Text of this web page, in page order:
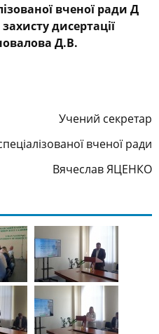
вченої ради Д
захисту дисертації
Д.В.
Учений секретар
вченої ради
Вячеслав ЯЦЕНКО